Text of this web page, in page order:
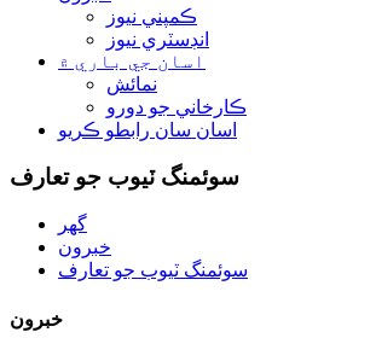
ڪمپني نيوز
انڊسٽري نيوز
اسان جي باري ۾
نمائش
ڪارخاني جو دورو
اسان سان رابطو ڪريو
سوئمنگ ٽيوب جو تعارف
گھر
خبرون
سوئمنگ ٽيوب جو تعارف
خبرون